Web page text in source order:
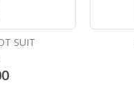
SUIT